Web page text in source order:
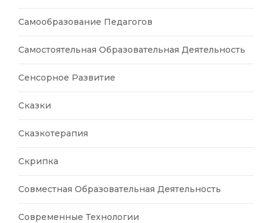
Самообразование Педагогов
Самостоятельная Образовательная Деятельность
Сенсорное Развитие
Сказки
Сказкотерапия
Скрипка
Совместная Образовательная Деятельность
Современные Технологии